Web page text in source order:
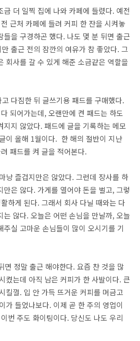
금 더 일찍 집에 나와 카페에 들렸다. 예전
근처 카페에 들려 커피 한 잔을 시켜놓
들을 구경하곤 했다. 나도 몇 분 뒤면 출근
출근 전의 잠깐의 여유가 참 좋았다. 그
회사를 갈 수 있게 해준 소금같은 역할을
다짐한 뒤 글쓰기용 패드를 구매했다.
되어가는데, 오랜만에 켠 패드는 하도
지지 않았다. 패드에 글을 기록하는 메모
이 올해 1월이다. 한 해의 절반이 지난
패드를 켜 글을 적어본다.
냥 즐겁지만은 않았다. 그런데 장사를 하
만은 않다. 가게를 열어야 돈을 벌고, 그렇
하게 된다. 그래서 회사 다닐 때와는 다
는 않다. 오늘은 어떤 손님을 만날까, 오늘
주실 고마운 손님들이 많이 오시기를 기
면 정말 출근 해야한다. 요즘 찬 것을 많
켰는데 아직 남은 커피가 한 사발이다. 큰
킬껄. 입 안 가득 뜨거운 커피를 머금고
가 들었나보다. 이제 곧 한 주의 영업이
번 주도 화이팅이다. 당신도 나도 우리